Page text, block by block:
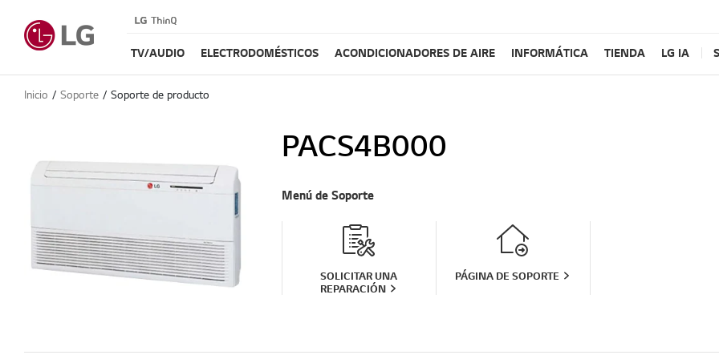
TV/AUDIO ELECTRODOMÉSTICOS ACONDICIONADORES DE AIRE INFORMÁTICA TIENDA LG IA
Inicio Soporte Soporte de producto
PACS4B000
Menú de Soporte
SOLICITAR UNA
REPARACIÓN
PÁGINA DE SOPORTE